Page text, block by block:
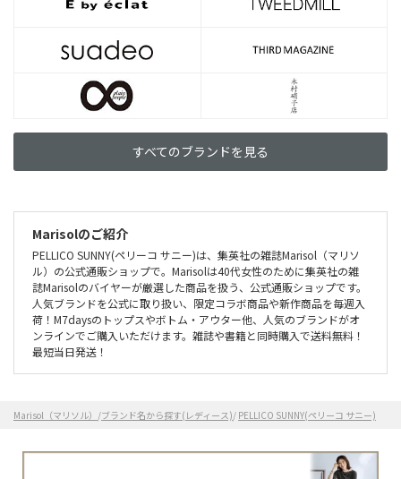
すべてのブランドを見る
Marisolのご紹介
PELLICO SUNNY(ペリーコ サニー)は、集英社の雑誌Marisol（マリソ
ル）の公式通販ショップで。Marisolは40代女性のために集英社の雑
誌Marisolのバイヤーが厳選した商品を扱う、公式通販ショップです。
人気ブランドを公式に取り扱い、限定コラボ商品や新作商品を毎週入
荷！M7daysのトップスやボトム・アウター他、人気のブランドがオ
ンラインでご購入いただけます。雑誌や書籍と同時購入で送料無料！
最短当日発送！
Marisol（マリソル） /ブランド名から探す(レディース)/ PELLICO SUNNY(ペリーコ サニー)